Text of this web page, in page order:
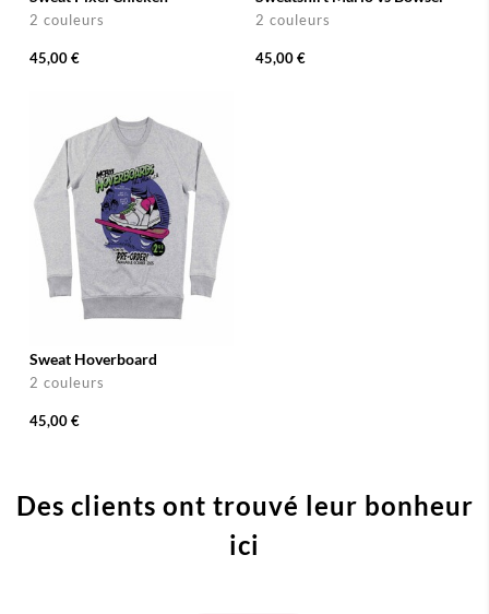
2 couleurs
45,00 €
2 couleurs
45,00 €
Sweat Hoverboard
2 couleurs
45,00 €
Des clients ont trouvé leur bonheur
ici